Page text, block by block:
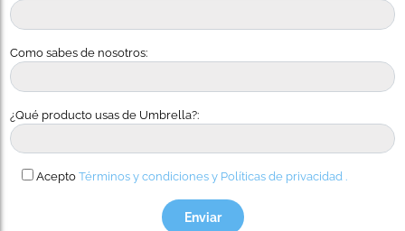
Como sabes de nosotros:
¿Qué producto usas de Umbrella?:
Acepto Términos y condiciones y Políticas de privacidad .